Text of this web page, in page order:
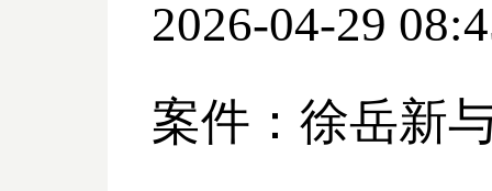
2026-04-29
案件：徐岳新